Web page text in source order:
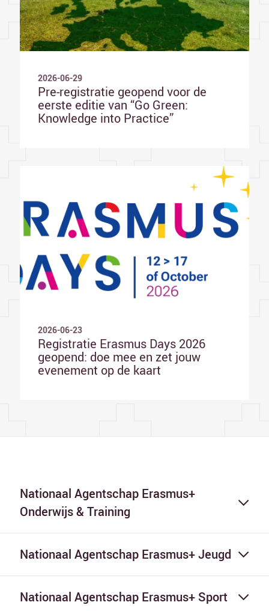
2026-06-29
Pre-registratie geopend voor de
eerste editie van “Go Green:
Knowledge into Practice”
2026-06-23
Registratie Erasmus Days 2026
geopend: doe mee en zet jouw
evenement op de kaart
Nationaal Agentschap Erasmus+
Onderwijs & Training
Nationaal Agentschap Erasmus+ Jeugd
Nationaal Agentschap Erasmus+ Sport